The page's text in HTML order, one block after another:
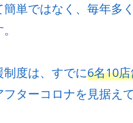
単ではなく、毎年多
度は、すでに6名10
ターコロナを見据え